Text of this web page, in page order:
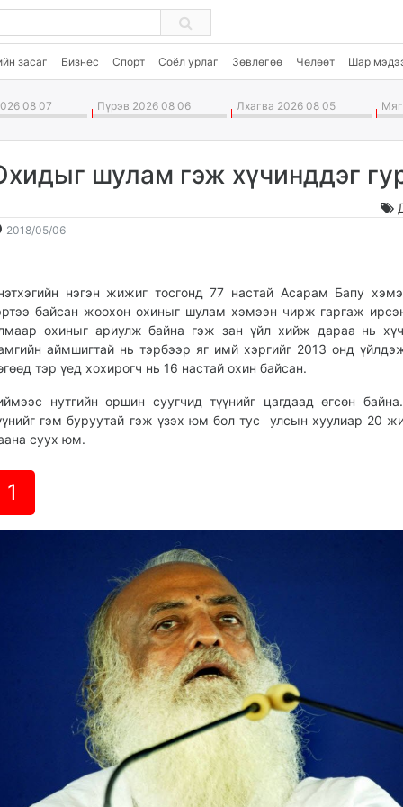
засаг Бизнес Спорт Соёл урлаг Зөвлөгөө Чөлөөт Шар
08 07 Пүрэв 2026 08 06 Лхагва 2026 08 05
шулам гэж хүчинддэг
2018/05/062018-
14:27:48
2026-
13:29:35
нэгэн жижиг тосгонд 77 настай Асарам Бапу
байсан жоохон охиныг шулам хэмээн чирж гаргаж
охиныг ариулж байна гэж зан үйл хийж дараа нь
аймшигтай нь тэрбээр яг имй хэргийг 2013 онд
тэр үед хохирогч нь 16 настай охин байсан.
нутгийн оршин суугчид түүнийг цагдаад өгсөн
гэм буруутай гэж үзэх юм бол тус улсын хуулиар 20
суух юм.
1